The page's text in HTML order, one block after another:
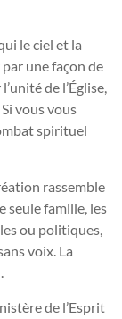
le ciel et la
une façon de
de l’Église,
vous vous
spirituel
rassemble
seule famille, les
ou politiques,
voix. La
de l’Esprit